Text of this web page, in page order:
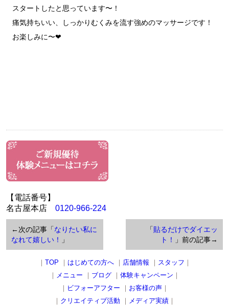
スタートしたと思っています〜！
痛気持ちいい、しっかりむくみを流す強めのマッサージです！
お楽しみに〜❤︎
【電話番号】
名古屋本店 0120-966-224
「貼るだけでダイエッ
ト！
」前の記事→
←次の記事「なりたい私に
なれて嬉しい！
」
｜ TOP ｜ はじめての方へ｜ 店舗情報 ｜ スタッフ ｜
｜ メニュー ｜ ブログ｜ 体験キャンペーン ｜
｜ ビフォーアフター ｜ お客様の声 ｜
｜ クリエイティブ活動 ｜ メディア実績 ｜